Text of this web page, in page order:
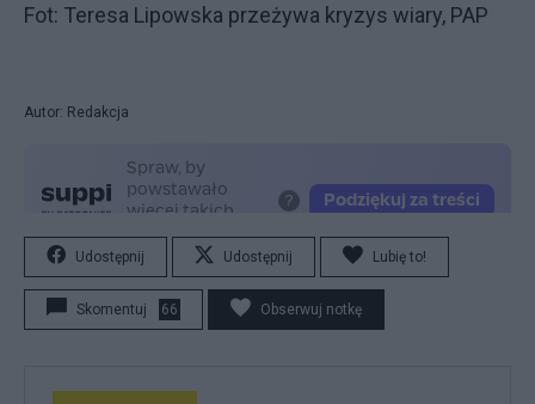
Fot: Teresa Lipowska przeżywa kryzys wiary, PAP
Autor: Redakcja
Udostępnij Udostępnij Lubię to!
Skomentuj 66 Obserwuj notkę